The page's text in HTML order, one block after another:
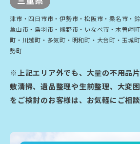
津市・四日市市・伊勢市・松阪市・桑名市・
亀山市・鳥羽市・熊野市・いなべ市・木曽岬
町・川越町・多気町・明和町・大台町・玉城
勢町
※上記エリア外でも、大量の不用品
敷清掃、遺品整理や生前整理、大変
をご検討のお客様は、お気軽にご相談